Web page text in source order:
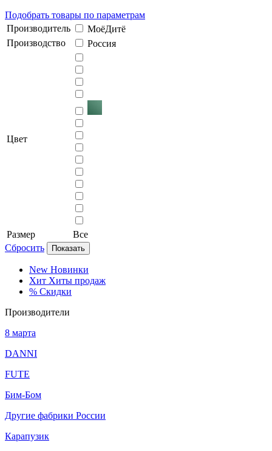
Подобрать товары по параметрам
Производитель
МоёДитё
Производство
Россия
Цвет
Размер
Все
Сбросить
Показать
New Новинки
Хит Хиты продаж
% Скидки
Производители
8 марта
DANNI
FUTE
Бим-Бом
Другие фабрики России
Карапузик